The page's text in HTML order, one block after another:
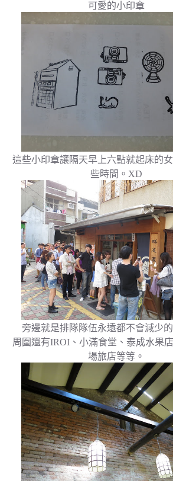
可愛的小印章
這些小印章讓隔天早上六點就起床的
些時間。XD
旁邊就是排隊隊伍永遠都不會減少
周圍還有IROI、小滿食堂、泰成水果
場旅店等等。